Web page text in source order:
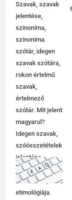
Szavak, szavak
jelentése,
szinoníma,
szinoníma
szótár, idegen
szavak szótára,
rokon értelmű
szavak,
értelmező
szótár. Mit jelent
magyarul?
Idegen szavak,
szóösszetételek
jelentése,
magyarázata,
használata,
etimológiája.